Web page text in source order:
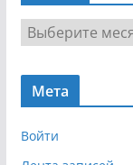
г
я
р
х
Мета
Войти